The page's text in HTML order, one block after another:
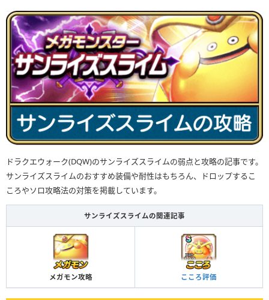
ドラクエウォーク(DQW)のサンライズスライムの弱点と攻略の記事です。
サンライズスライムのおすすめ装備や耐性はもちろん、ドロップするこ
ころやソロ攻略法の対策を掲載しています。
サンライズスライムの関連記事
メガモン攻略 こころ評価